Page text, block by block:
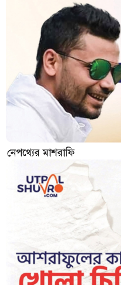
নেপথ্যের মাশরাফি